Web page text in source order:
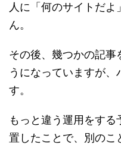
人に「何のサイトだ
ん。
その後、幾つかの記事
うになっていますが、
す。
もっと違う運用をす
置したことで、別のこ